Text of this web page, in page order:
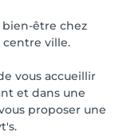
bien-être chez
ville.
vous accueillir
et dans une
proposer une